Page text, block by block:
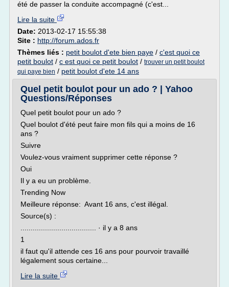
été de passer la conduite accompagné (c'est...
Lire la suite
Date: 2013-02-17 15:55:38
Site : http://forum.ados.fr
Thèmes liés : petit boulot d'ete bien paye / c'est quoi ce
petit boulot / c est quoi ce petit boulot / trouver un petit boulot
qui paye bien / petit boulot d'ete 14 ans
Quel petit boulot pour un ado ? | Yahoo
Questions/Réponses
Quel petit boulot pour un ado ?
Quel boulot d'été peut faire mon fils qui a moins de 16
ans ?
Suivre
Voulez-vous vraiment supprimer cette réponse ?
Oui
Il y a eu un problème.
Trending Now
Meilleure réponse: Avant 16 ans, c'est illégal.
Source(s) :
..................................... · il y a 8 ans
1
il faut qu'il attende ces 16 ans pour pourvoir travaillé
légalement sous certaine...
Lire la suite